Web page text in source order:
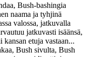
Bush-bashingia
naama ja tyhjinä
valossa, jatkuvalla
jatkuvasti isäänsä,
etuja vastaan...
Bush sivulta, Bush